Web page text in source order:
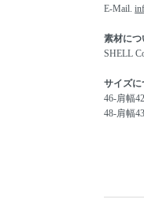
E-Mail.
素材につ
SHELL
サイズに
46-肩幅
48-肩幅